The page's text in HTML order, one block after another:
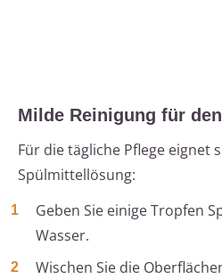
Milde Reinigung für
Für die tägliche Pflege eignet
Spülmittellösung:
Geben Sie einige Tropfen
Wasser.
Wischen Sie die